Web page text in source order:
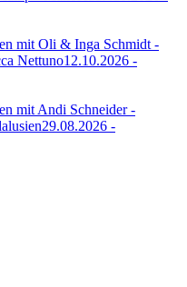
mit Oli & Inga Schmidt -
Nettuno12.10.2026 -
mit Andi Schneider -
29.08.2026 -